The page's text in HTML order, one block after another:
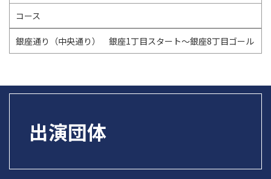
コース
銀座通り（中央通り） 銀座1丁目スタート～銀座8丁目ゴール
出演団体